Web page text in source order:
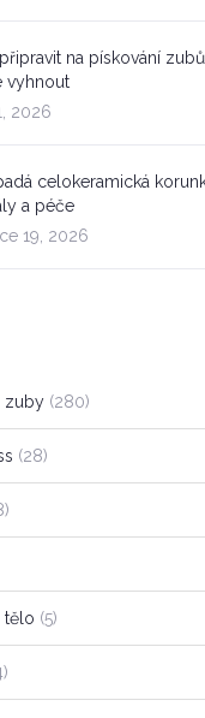
na pískování
vyhnout
2026
celokeramická
a péče
19, 2026
zuby (280)
(28)
tělo (5)